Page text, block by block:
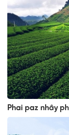
Phai paz nhây